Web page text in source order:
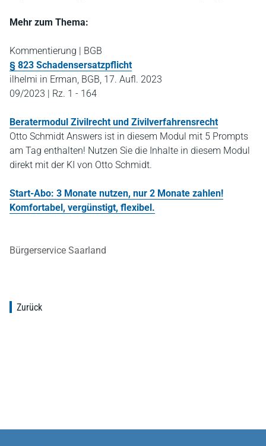
Mehr zum Thema:
Kommentierung | BGB
§ 823 Schadensersatzpflicht
ilhelmi in Erman, BGB, 17. Aufl. 2023
09/2023 | Rz. 1 - 164
Beratermodul Zivilrecht und Zivilverfahrensrecht
Otto Schmidt Answers ist in diesem Modul mit 5 Prompts
am Tag enthalten! Nutzen Sie die Inhalte in diesem Modul
direkt mit der KI von Otto Schmidt.
Start-Abo: 3 Monate nutzen, nur 2 Monate zahlen!
Komfortabel, vergünstigt, flexibel.
Bürgerservice Saarland
Zurück